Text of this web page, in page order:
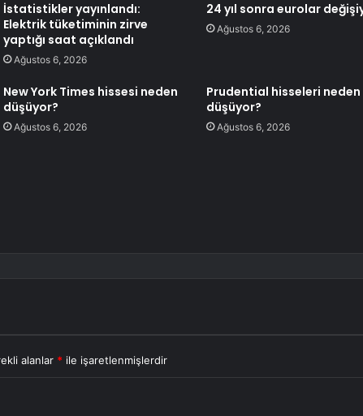
İstatistikler yayınlandı:
Elektrik tüketiminin zirve
yaptığı saat açıklandı
Ağustos 6, 2026
24 yıl sonra eurolar
Ağustos 6, 2026
New York Times hissesi neden
düşüyor?
Ağustos 6, 2026
Prudential hisseleri neden
düşüyor?
Ağustos 6, 2026
alanlar * ile işaretlenmişlerdir